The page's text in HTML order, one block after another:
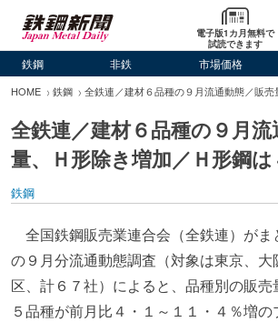
電子版1カ月無料で
試読できます
鉄鋼 非鉄 市場価格
HOME 鉄鋼 全鉄連／建材６品種の９月流通動態／販
全鉄連／建材６品種の９月
量、Ｈ形除き増加／Ｈ形鋼
鉄鋼
全国鉄鋼販売業連合会（全鉄連）がま
の９月分流通動態調査（対象は東京、
区、計６７社）によると、品種別の販売
５品種が前月比４・１～１１・４％増の